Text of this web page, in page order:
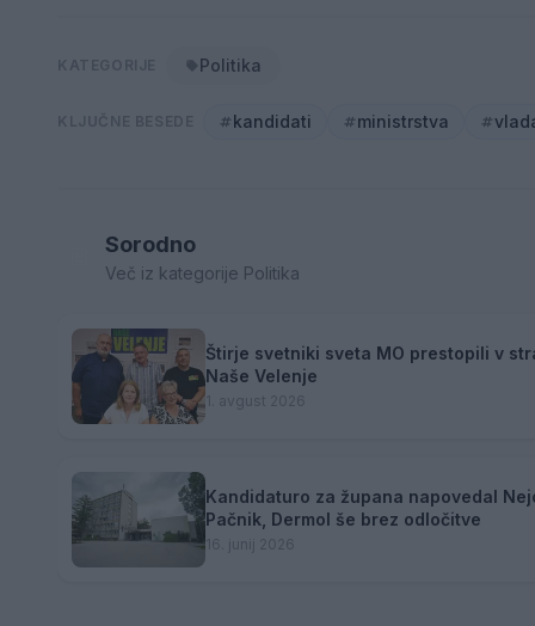
Politika
kandidati ministrstva
Sorodno
Več iz kategorije Politika
Štirje svetniki sveta MO prestopili v
Naše Velenje
1. avgust 2026
Kandidaturo za župana napovedal
Pačnik, Dermol še brez odločitve
16. junij 2026